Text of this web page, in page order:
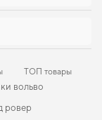
ТОП товары
вольво
ровер